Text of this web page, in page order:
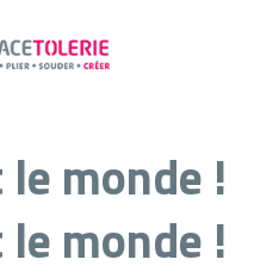
monde !
monde !